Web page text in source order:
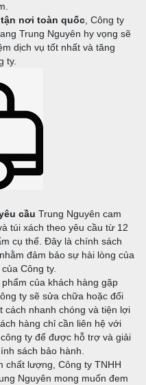
nơi toàn quốc, Công ty
Trung Nguyên hy vọng sẽ
dịch vụ tốt nhất và tăng
ty.
cầu Trung Nguyên cam
túi xách theo yêu cầu từ 12
cụ thể. Đây là chính sách
đảm bảo sự hài lòng của
Công ty.
của khách hàng gặp
ty sẽ sửa chữa hoặc đổi
cách nhanh chóng và tiện lợi
hàng chỉ cần liên hệ với
ty để được hỗ trợ và giải
sách bảo hành.
chất lượng, Công ty TNHH
Nguyên mong muốn đem